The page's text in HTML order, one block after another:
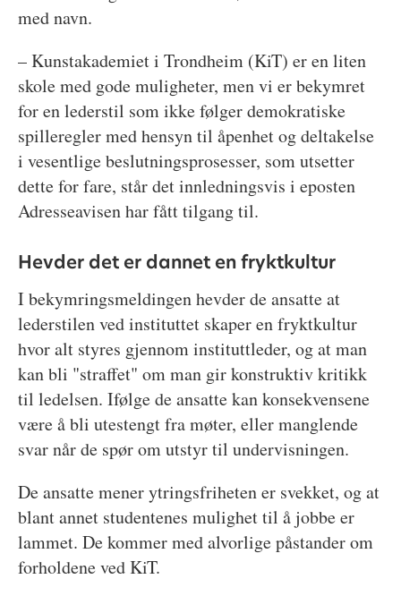
med navn.
– Kunstakademiet i Trondheim (KiT) er en liten
skole med gode muligheter, men vi er bekymret
for en lederstil som ikke følger demokratiske
spilleregler med hensyn til åpenhet og deltakelse
i vesentlige beslutningsprosesser, som utsetter
dette for fare, står det innledningsvis i eposten
Adresseavisen har fått tilgang til.
Hevder det er dannet en fryktkultur
I bekymringsmeldingen hevder de ansatte at
lederstilen ved instituttet skaper en fryktkultur
hvor alt styres gjennom instituttleder, og at man
kan bli "straffet" om man gir konstruktiv kritikk
til ledelsen. Ifølge de ansatte kan konsekvensene
være å bli utestengt fra møter, eller manglende
svar når de spør om utstyr til undervisningen.
De ansatte mener ytringsfriheten er svekket, og at
blant annet studentenes mulighet til å jobbe er
lammet. De kommer med alvorlige påstander om
forholdene ved KiT.